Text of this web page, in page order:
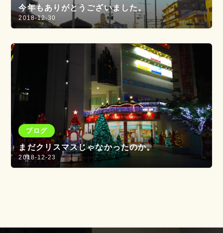
今年もありがとうございました。
2018-12-30
ブログ
まだクリスマスじゃなかったのか。
2018-12-23